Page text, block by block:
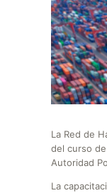
La Red de
del curso
Autoridad
La